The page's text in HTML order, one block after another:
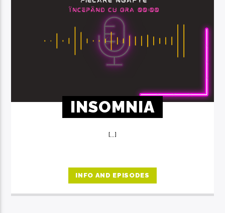
INSOMNIA
[...]
INFO AND EPISODES